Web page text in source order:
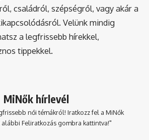
családról, szépségről, vagy akár a
Velünk mindig
a legfrissebb hírekkel,
tippekkel.
MiNők hírlevél
női témákról! Iratkozz fel a MiNők
Feliratkozás gombra kattintva!"